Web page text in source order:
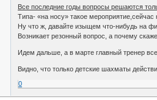
Все последние годы вопросы решаются
Типа- «на носу» такое мероприятие,сейчас
Ну что ж, давайте изыщем что-нибудь на
Возникает резонный вопрос, а почему
Идем дальше, а в марте главный тренер
Видно, что только детские шахматы
0